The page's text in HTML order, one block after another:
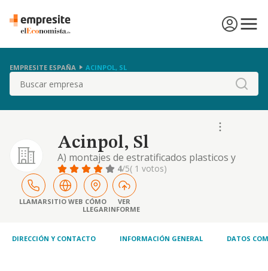
EMPRESITE ESPAÑA ACINPOL, SL
Buscar
Acinpol, Sl
A) montajes de estratificados plasticos y
poliester reforzado con fibra de vidrio. b) la
compra, venta y alquiler de todo tipo de
bienes inmuebles
4/5( 1 votos)
LLAMARSITIO WEB CÓMO
LLEGAR
VER
INFORME
DIRECCIÓN Y CONTACTO INFORMACIÓN GENERAL DATOS